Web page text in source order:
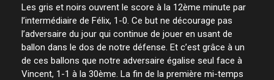
Les gris et noirs ouvrent le score à la 12ème minute par
l’intermédiaire de Félix, 1-0. Ce but ne décourage pas
l’adversaire du jour qui continue de jouer en usant de
ballon dans le dos de notre défense. Et c’est grâce à un
de ces ballons que notre adversaire égalise seul face à
Vincent, 1-1 à la 30ème. La fin de la première mi-temps